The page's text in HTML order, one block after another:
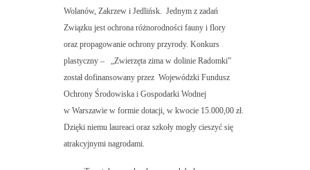
Wolanów, Zakrzew i Jedlińsk. Jednym z zadań
Związku jest ochrona różnorodności fauny i flory
oraz propagowanie ochrony przyrody. Konkurs
plastyczny – „Zwierzęta zima w dolinie Radomki”
został dofinansowany przez Wojewódzki Fundusz
Ochrony Środowiska i Gospodarki Wodnej
w Warszawie w formie dotacji, w kwocie 15.000,00 zł.
Dzięki niemu laureaci oraz szkoły mogły cieszyć się
atrakcyjnymi nagrodami.